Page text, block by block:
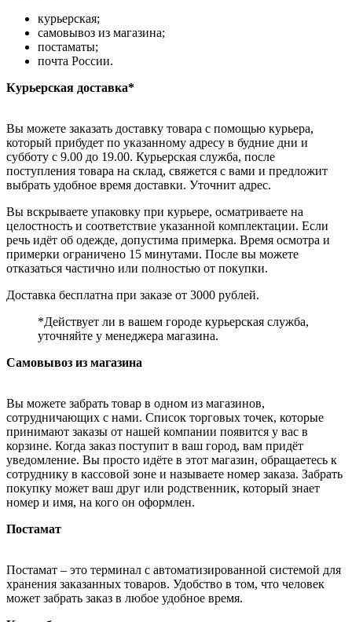
курьерская;
самовывоз из магазина;
постаматы;
почта России.
Курьерская доставка*
Вы можете заказать доставку товара с помощью курьера,
который прибудет по указанному адресу в будние дни и
субботу с 9.00 до 19.00. Курьерская служба, после
поступления товара на склад, свяжется с вами и предложит
выбрать удобное время доставки. Уточнит адрес.
Вы вскрываете упаковку при курьере, осматриваете на
целостность и соответствие указанной комплектации. Если
речь идёт об одежде, допустима примерка. Время осмотра и
примерки ограничено 15 минутами. После вы можете
отказаться частично или полностью от покупки.
Доставка бесплатна при заказе от 3000 рублей.
*Действует ли в вашем городе курьерская служба,
уточняйте у менеджера магазина.
Самовывоз из магазина
Вы можете забрать товар в одном из магазинов,
сотрудничающих с нами. Список торговых точек, которые
принимают заказы от нашей компании появится у вас в
корзине. Когда заказ поступит в ваш город, вам придёт
уведомление. Вы просто идёте в этот магазин, обращаетесь к
сотруднику в кассовой зоне и называете номер заказа. Забрать
покупку может ваш друг или родственник, который знает
номер и имя, на кого он оформлен.
Постамат
Постамат – это терминал с автоматизированной системой для
хранения заказанных товаров. Удобство в том, что человек
может забрать заказ в любое удобное время.